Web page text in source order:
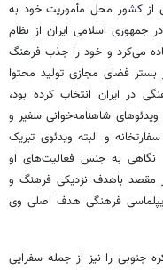
از کشور محل مأموریت خود به
جمهوری اسلامی ایران از نظام
می‌کرد و خود را جذب فرهنگ
بستر فضای مجازی تولید محتوا
در ایران انتخاب کرده بود،
شاهنامه‌خوانی سفیر و
و البته ویدئوی تبریک
نگاهی به جنس فعالیت‌های او
مقصد باهدف نزدیکی فرهنگ و
دیپلماسی فرهنگی هدف اصلی وی
جنوبی را نیز از جمله سفرایی